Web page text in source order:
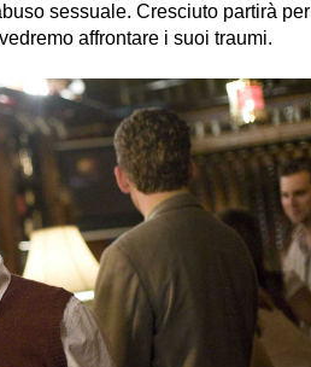
sessuale. Cresciuto partirà per
affrontare i suoi traumi.